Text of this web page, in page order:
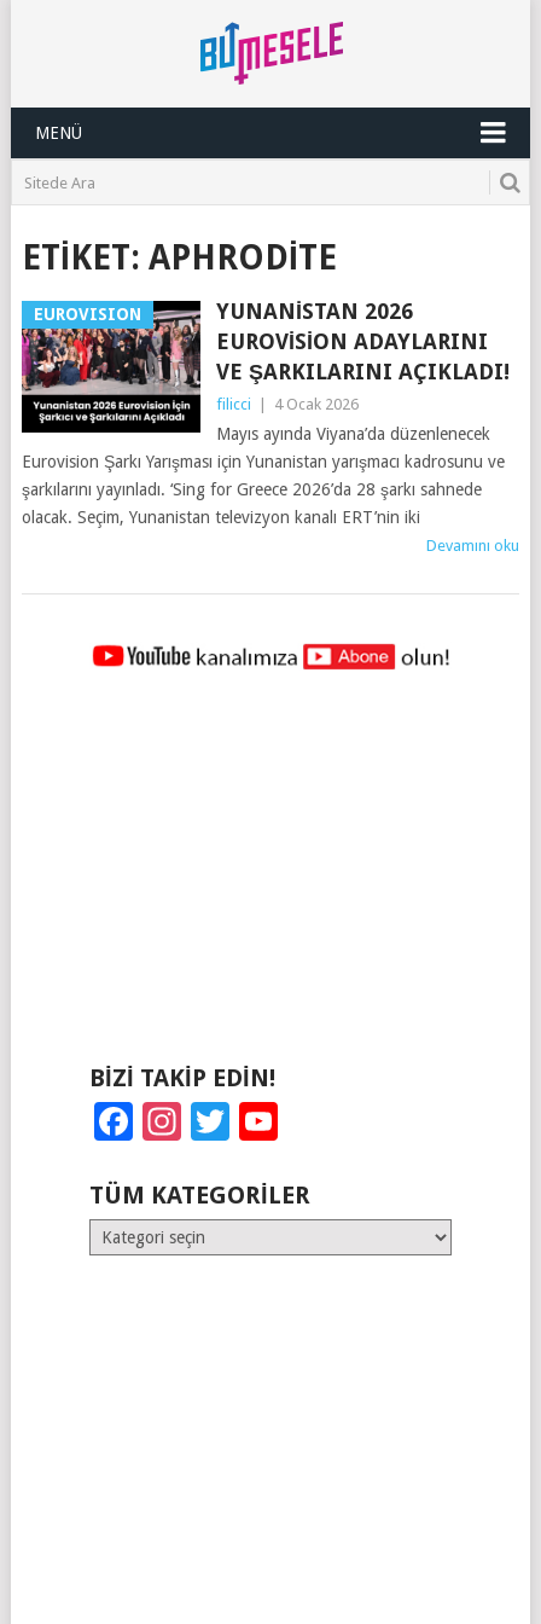
MENÜ
ETIKET: APHRODITE
EUROVISION
YUNANISTAN 2026
EUROVISION ADAYLARINI
VE ŞARKILARINI AÇIKLADI!
filicci 4 Ocak 2026
Mayıs ayında Viyana’da düzenlenecek
Eurovision Şarkı Yarışması için Yunanistan yarışmacı kadrosunu ve
şarkılarını yayınladı. ‘Sing for Greece 2026’da 28 şarkı sahnede
olacak. Seçim, Yunanistan televizyon kanalı ERT’nin iki
Devamını oku
YAZILAR
BIZI TAKIP EDIN!
Facebook
Instagram
Twitter
TÜM KATEGORILER
Tüm
Kategoriler